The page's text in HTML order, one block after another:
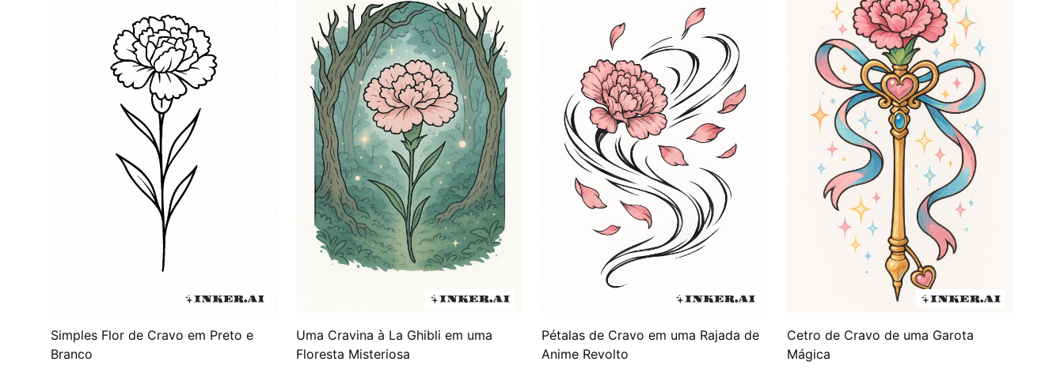
Durante esse período, o simbolismo do crisântemo se expandiu, tornando-se uma representação de amor e admiração em contextos românticos. A era
vitoriana transformou ainda mais as ideias sobre o crisântemo em expressões de amor secreto, com diferentes cores transmitindo sentimentos variados. Como
resultado, as tatuagens de crisântemo evoluíram, incorporando tanto histórias pessoais quanto conotações históricas mais amplas. Hoje, essas tatuagens
servem para conectar o portador à profunda e romântica história que envolve o crisântemo, fortalecendo seu significado e relevância na cultura moderna de
Simples Flor de Cravo em Preto e
Branco
Uma Cravina à La Ghibli em uma
Floresta Misteriosa
Pétalas de Cravo em uma Rajada de
Anime Revolto
Cetro de Cravo de uma Garota
Mágica